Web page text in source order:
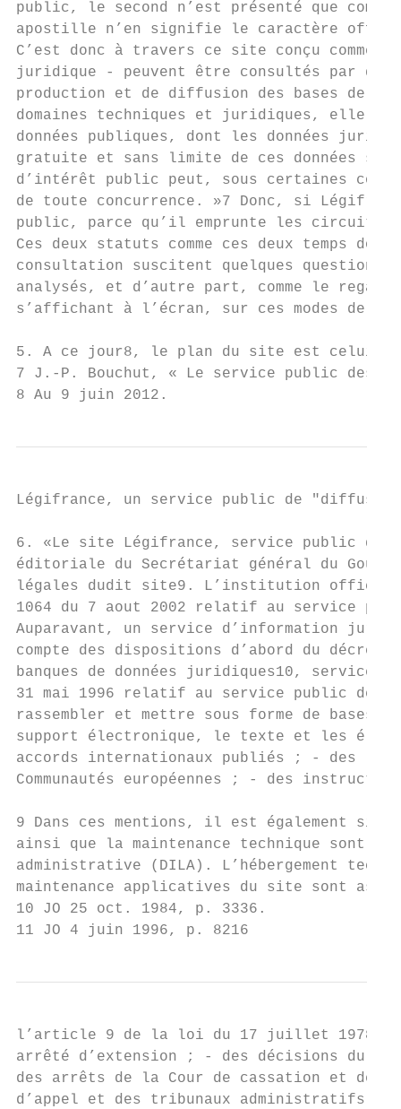
public, le second n’est présenté que
apostille n’en signifie le caractère
C’est donc à travers ce site conçu
juridique - peuvent être consultés par
production et de diffusion des bases de
domaines techniques et juridiques, elle
données publiques, dont les données
gratuite et sans limite de ces données
d’intérêt public peut, sous certaines
de toute concurrence. »7 Donc, si
public, parce qu’il emprunte les
Ces deux statuts comme ces deux temps
consultation suscitent quelques
analysés, et d’autre part, comme le
s’affichant à l’écran, sur ces modes de
5. A ce jour8, le plan du site est celui-
7 J.-P. Bouchut, « Le service public des
8 Au 9 juin 2012.
Légifrance, un service public de
6. «Le site Légifrance, service public
éditoriale du Secrétariat général du
légales dudit site9. L’institution
1064 du 7 aout 2002 relatif au service
Auparavant, un service d’information
compte des dispositions d’abord du
banques de données juridiques10, service
31 mai 1996 relatif au service public des
rassembler et mettre sous forme de bases
support électronique, le texte et les
accords internationaux publiés ; - des
Communautés européennes ; - des
9 Dans ces mentions, il est également
ainsi que la maintenance technique sont
administrative (DILA). L’hébergement
maintenance applicatives du site sont
10 JO 25 oct. 1984, p. 3336.
11 JO 4 juin 1996, p. 8216
l’article 9 de la loi du 17 juillet 1978
arrêté d’extension ; - des décisions du
des arrêts de la Cour de cassation et de
d’appel et des tribunaux administratifs ;